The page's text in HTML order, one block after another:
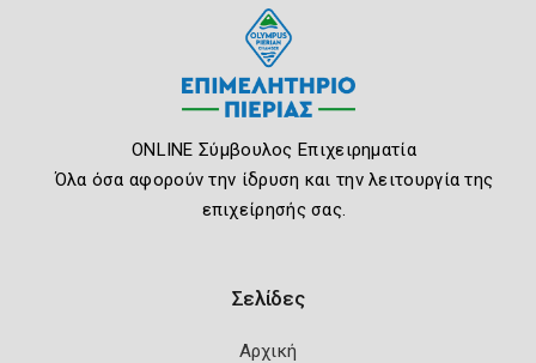
ONLINE Σύμβουλος Επιχειρηματία
Όλα όσα αφορούν την ίδρυση και την λειτουργία της
επιχείρησής σας.
Σελίδες
Αρχική